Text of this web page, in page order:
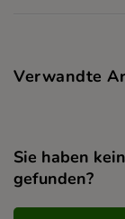
Verwandte
Sie haben
gefunden?